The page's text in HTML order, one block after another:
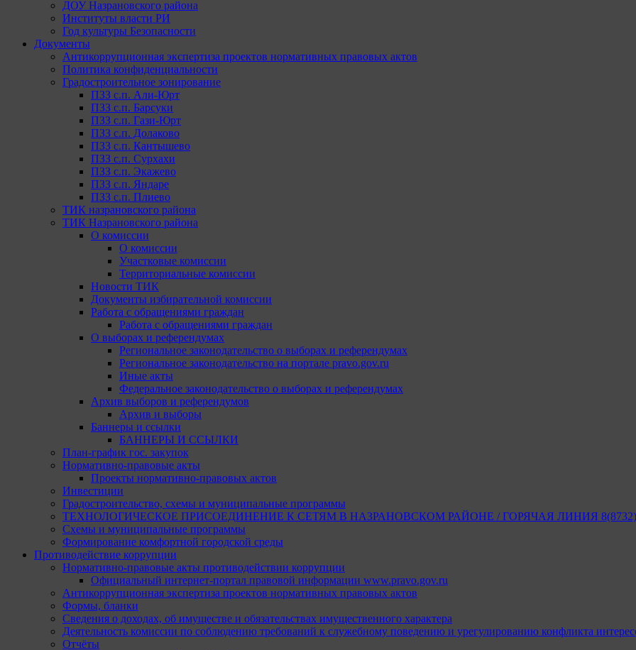
ДОУ Назрановского района
Институты власти РИ
Год культуры Безопасности
Документы
Антикоррупционная экспертиза проектов нормативных правовых актов
Политика конфиденциальности
Градостроительное зонирование
ПЗЗ с.п. Али-Юрт
ПЗЗ с.п. Барсуки
ПЗЗ с.п. Гази-Юрт
ПЗЗ с.п. Долаково
ПЗЗ с.п. Кантышево
ПЗЗ с.п. Сурхахи
ПЗЗ с.п. Экажево
ПЗЗ с.п. Яндаре
ПЗЗ с.п. Плиево
ТИК назрановского района
ТИК Назрановского района
О комиссии
О комиссии
Участковые комиссии
Территориальные комиссии
Новости ТИК
Документы избирательной комиссии
Работа с обращениями граждан
Работа с обращениями граждан
О выборах и референдумах
Региональное законодательство о выборах и референдумах
Региональное законодательство на портале pravo.gov.ru
Иные акты
Федеральное законодательство о выборах и референдумах
Архив выборов и референдумов
Архив и выборы
Баннеры и ссылки
БАННЕРЫ И ССЫЛКИ
План-график гос. закупок
Нормативно-правовые акты
Проекты нормативно-правовых актов
Инвестиции
Градостроительство, схемы и муниципальные программы
ТЕХНОЛОГИЧЕСКОЕ ПРИСОЕДИНЕНИЕ К СЕТЯМ В НАЗРАНОВСКОМ РАЙОНЕ / ГОРЯЧАЯ ЛИНИЯ 8(8732)
Схемы и муниципальные программы
Формирование комфортной городской среды
Противодействие коррупции
Нормативно-правовые акты противодействии коррупции
Официальный интернет-портал правовой информации www.pravo.gov.ru
Антикоррупционная экспертиза проектов нормативных правовых актов
Формы, бланки
Сведения о доходах, об имуществе и обязательствах имущественного характера
Деятельность комиссии по соблюдению требований к служебному поведению и урегулированию конфликта
Отчёты